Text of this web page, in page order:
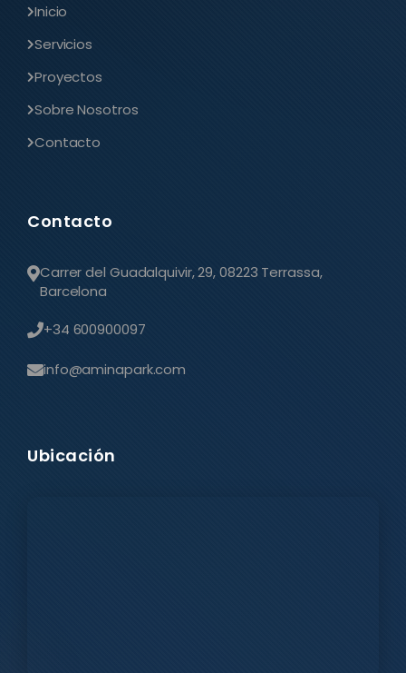
Inicio
Servicios
Proyectos
Sobre Nosotros
Contacto
Contacto
Carrer del Guadalquivir, 29, 08223 Terrassa,
Barcelona
+34 600900097
info@aminapark.com
Ubicación